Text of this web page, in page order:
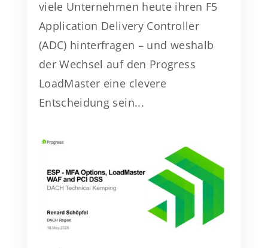
viele Unternehmen heute ihren F5
Application Delivery Controller
(ADC) hinterfragen – und weshalb
der Wechsel auf den Progress
LoadMaster eine clevere
Entscheidung sein...